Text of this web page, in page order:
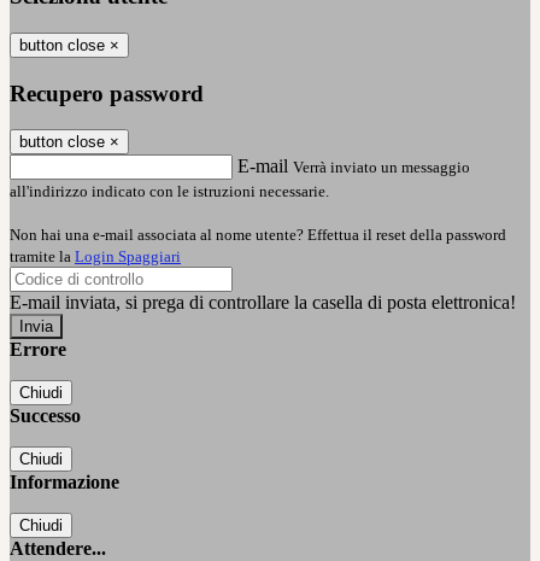
button close ×
Recupero password
button close ×
E-mail Verrà inviato un messaggio
all'indirizzo indicato con le istruzioni necessarie.
Non hai una e-mail associata al nome utente? Effettua il reset della password
tramite la Login Spaggiari
E-mail inviata, si prega di controllare la casella di posta elettronica!
Errore
Chiudi
Successo
Chiudi
Informazione
Chiudi
Attendere...